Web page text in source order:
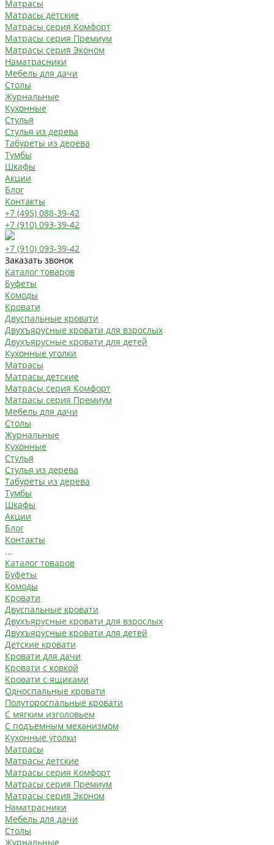
Матрасы
Матрасы детские
Матрасы серия Комфорт
Матрасы серия Премиум
Матрасы серия Эконом
Наматрасники
Мебель для дачи
Столы
Журнальные
Кухонные
Стулья
Стулья из дерева
Табуреты из дерева
Тумбы
Шкафы
Акции
Блог
Контакты
+7 (495) 088-39-42
+7 (910) 093-39-42
+7 (910) 093-39-42
Заказать звонок
Каталог товаров
Буфеты
Комоды
Кровати
Двуспальные кровати
Двухъярусные кровати для взрослых
Двухъярусные кровати для детей
Кухонные уголки
Матрасы
Матрасы детские
Матрасы серия Комфорт
Матрасы серия Премиум
Мебель для дачи
Столы
Журнальные
Кухонные
Стулья
Стулья из дерева
Табуреты из дерева
Тумбы
Шкафы
Акции
Блог
Контакты
...
Каталог товаров
Буфеты
Комоды
Кровати
Двуспальные кровати
Двухъярусные кровати для взрослых
Двухъярусные кровати для детей
Детские кровати
Кровати для дачи
Кровати с ковкой
Кровати с ящиками
Односпальные кровати
Полутороспальные кровати
С мягким изголовьем
С подъемным механизмом
Кухонные уголки
Матрасы
Матрасы детские
Матрасы серия Комфорт
Матрасы серия Премиум
Матрасы серия Эконом
Наматрасники
Мебель для дачи
Столы
Журнальные